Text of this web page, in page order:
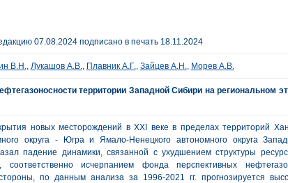
07.08.2024 подписано в печать 18.11.2024
В.Н., Лукашов А.В., Плавник А.Г., Зайцев А.Н., Морев А.В.
территории Западной Сибири на региональном
новых месторождений в XXI веке в пределах территорий
округа - Югра и Ямало-Ненецкого автономного округа
падение динамики, связанной с ухудшением структуры
соответственно исчерпанием фонда перспективных
по данным анализа за 1996-2021 гг. прогнозируется